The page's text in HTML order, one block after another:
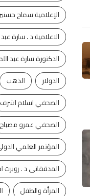
آخر الأخبار الفن
الإعلامية سماح
الاعلامية د . سارة
الدكتورة سارة عبد
الدولار
الذهب
الصحفي اسلام اشرف
الصحفي عمرو مصباح
المؤتمر العلمي
المدققاتى د . روبرت
المرأة والطفل